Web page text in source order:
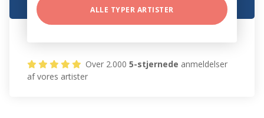
ALLE TYPER ARTISTER
Over 2.0005-stjernede anmeldelser
af vores artister